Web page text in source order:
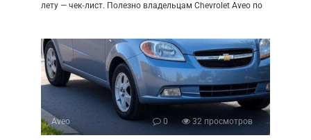
лету — чек‑лист. Полезно владельцам Chevrolet Aveo по
Aveo 0 32 просмотров